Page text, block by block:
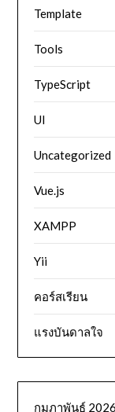
Template
Tools
TypeScript
UI
Uncategorized
Vue.js
XAMPP
Yii
คอร์สเรียน
แรงบันดาลใจ
กุมภาพันธ์ 2026